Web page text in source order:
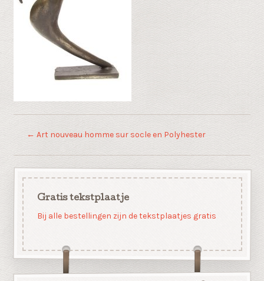
← Art nouveau homme sur socle en Polyhester
Gratis tekstplaatje
Bij alle bestellingen zijn de tekstplaatjes gratis